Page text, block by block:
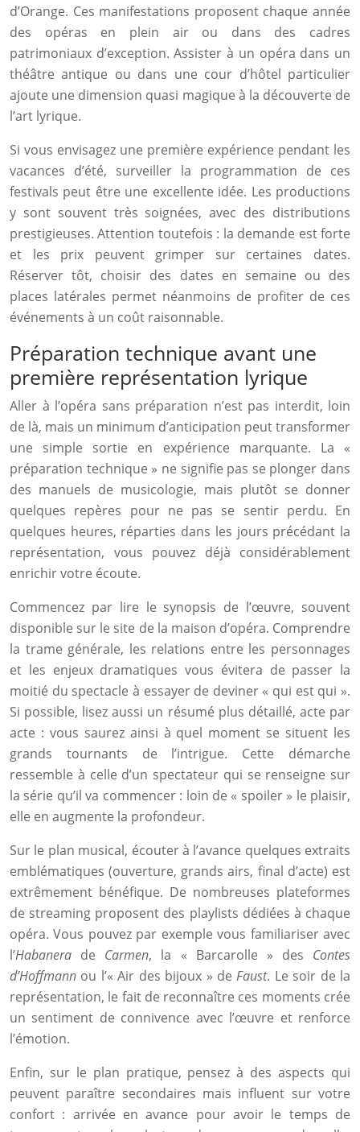
d’Orange. Ces manifestations proposent chaque année
des opéras en plein air ou dans des cadres
patrimoniaux d’exception. Assister à un opéra dans un
théâtre antique ou dans une cour d’hôtel particulier
ajoute une dimension quasi magique à la découverte de
l’art lyrique.
Si vous envisagez une première expérience pendant les
vacances d’été, surveiller la programmation de ces
festivals peut être une excellente idée. Les productions
y sont souvent très soignées, avec des distributions
prestigieuses. Attention toutefois : la demande est forte
et les prix peuvent grimper sur certaines dates.
Réserver tôt, choisir des dates en semaine ou des
places latérales permet néanmoins de profiter de ces
événements à un coût raisonnable.
Préparation technique avant une
première représentation lyrique
Aller à l’opéra sans préparation n’est pas interdit, loin
de là, mais un minimum d’anticipation peut transformer
une simple sortie en expérience marquante. La «
préparation technique » ne signifie pas se plonger dans
des manuels de musicologie, mais plutôt se donner
quelques repères pour ne pas se sentir perdu. En
quelques heures, réparties dans les jours précédant la
représentation, vous pouvez déjà considérablement
enrichir votre écoute.
Commencez par lire le synopsis de l’œuvre, souvent
disponible sur le site de la maison d’opéra. Comprendre
la trame générale, les relations entre les personnages
et les enjeux dramatiques vous évitera de passer la
moitié du spectacle à essayer de deviner « qui est qui ».
Si possible, lisez aussi un résumé plus détaillé, acte par
acte : vous saurez ainsi à quel moment se situent les
grands tournants de l’intrigue. Cette démarche
ressemble à celle d’un spectateur qui se renseigne sur
la série qu’il va commencer : loin de « spoiler » le plaisir,
elle en augmente la profondeur.
Sur le plan musical, écouter à l’avance quelques extraits
emblématiques (ouverture, grands airs, final d’acte) est
extrêmement bénéfique. De nombreuses plateformes
de streaming proposent des playlists dédiées à chaque
opéra. Vous pouvez par exemple vous familiariser avec
l’Habanera de Carmen, la « Barcarolle » des Contes
d’Hoffmann ou l’« Air des bijoux » deFaust. Le soir de la
représentation, le fait de reconnaître ces moments crée
un sentiment de connivence avec l’œuvre et renforce
l’émotion.
Enfin, sur le plan pratique, pensez à des aspects qui
peuvent paraître secondaires mais influent sur votre
confort : arrivée en avance pour avoir le temps de